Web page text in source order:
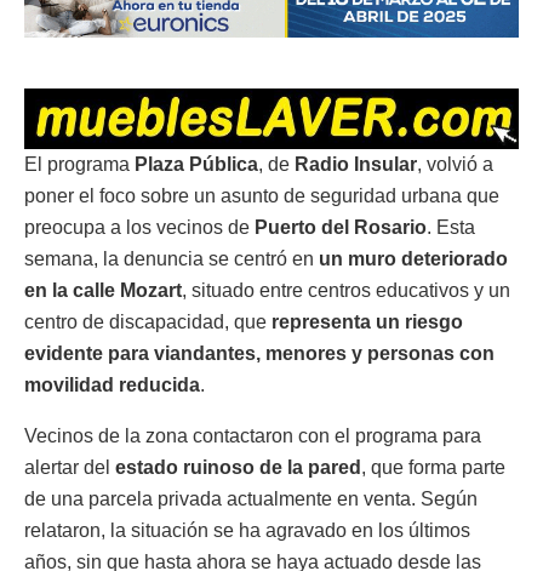
El programa Plaza Pública, de Radio Insular, volvió a
poner el foco sobre un asunto de seguridad urbana que
preocupa a los vecinos de Puerto del Rosario. Esta
semana, la denuncia se centró en un muro deteriorado
en la calle Mozart, situado entre centros educativos y un
centro de discapacidad, que representa un riesgo
evidente para viandantes, menores y personas con
movilidad reducida.
Vecinos de la zona contactaron con el programa para
alertar del estado ruinoso de la pared , que forma parte
de una parcela privada actualmente en venta. Según
relataron, la situación se ha agravado en los últimos
años, sin que hasta ahora se haya actuado desde las